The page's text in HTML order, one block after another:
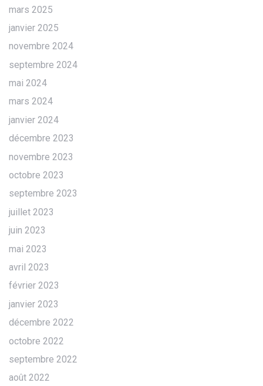
mars 2025
janvier 2025
novembre 2024
septembre 2024
mai 2024
mars 2024
janvier 2024
décembre 2023
novembre 2023
octobre 2023
septembre 2023
juillet 2023
juin 2023
mai 2023
avril 2023
février 2023
janvier 2023
décembre 2022
octobre 2022
septembre 2022
août 2022